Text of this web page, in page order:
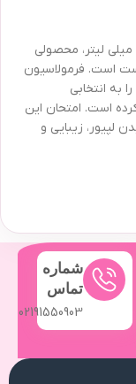
لوسیون بدن لپیور مدل شکوفه بادام حجم 236 میلی لیتر، محصولی
است. فرمولاسیون
به انتخابی
است. امتحان این
لپیور، زیبایی و
شماره
تماس
02191550903